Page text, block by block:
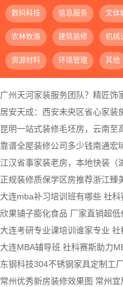
数码科技 信息服务 文体
农林牧渔 建筑装修 机械
资源材料 环境管理 其他
欣果铺子膨化食品 厂家直销超低
大连MBA辅导班 社科赛斯助力